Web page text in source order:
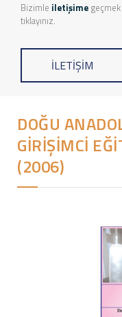
Bizimle iletişime
tıklayınız.
İLETİŞİM
DOĞU
GİRİŞİMCİ
(2006)